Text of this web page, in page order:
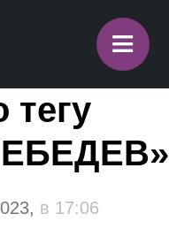
≡
тегу
в 17:06